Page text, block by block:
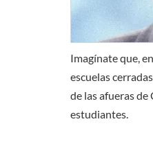
Imagínate que,
escuelas
de las afueras
estudiantes.